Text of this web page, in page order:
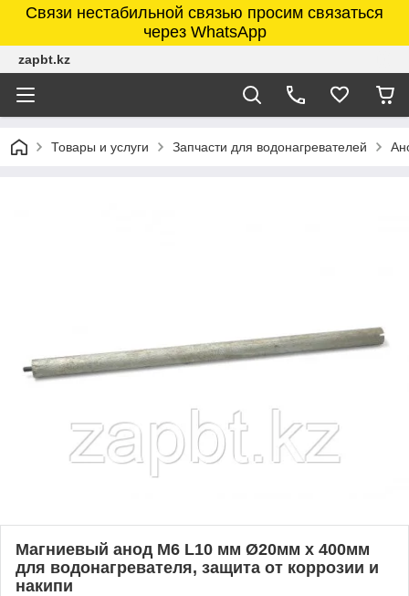
Связи нестабильной связью просим связаться
через WhatsApp
zapbt.kz
Товары и услуги Запчасти для водонагревателей
Магниевый анод M6 L10 мм Ø20мм x 400мм
для водонагревателя, защита от коррозии и
накипи